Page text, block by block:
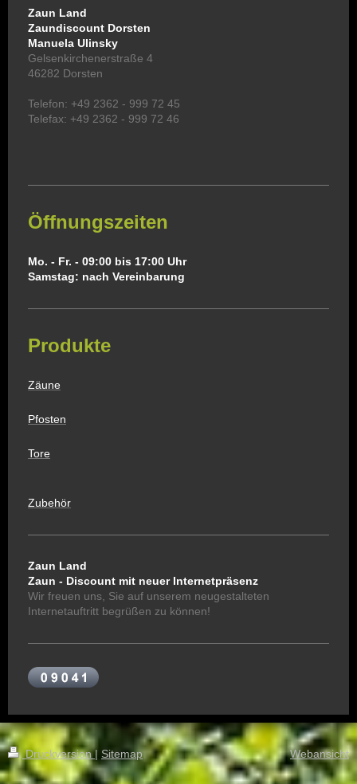
Zaun Land
Zaundiscount Dorsten
Manuela Ulinsky
Gelsenkirchenerstraße 4
46282 Dorsten
Telefon: +49 2362 - 999 72 45
Telefax: +49 2362 - 999 72 46
Öffnungszeiten
Mo. - Fr. - 09:00 bis 17:00 Uhr
Samstag: nach Vereinbarung
Produkte
Zäune
Pfosten
Tore
Zubehör
Zaun Land
Zaun - Discount mit neuer Internetpräsenz
Wir freuen uns, Sie auf unserem neugestalteten
Internetauftritt begrüßen zu können!
Druckversion| Sitemap Webansicht